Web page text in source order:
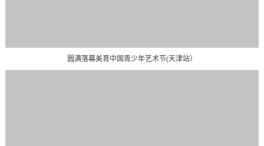
圆满落幕美育中国青少年艺术节(天津站）